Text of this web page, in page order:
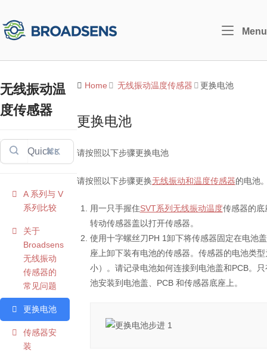
content
Home
Menu
无线振动温
度传感器
⌘K
A 系列与 V
系列比较
关于
Broadsens
无线振动
传感器的
常见问题
更换电池
传感器安
装
Home 无线振动温度传感器 更换电池
更换电池
请按照以下步骤更换电池
请按照以下步骤更换无线振动和温度传感器的电池
用一只手握住SVT系列无线振动温度传感器的底
转动传感器盖以打开传感器。
使用十字螺丝刀PH 1卸下将传感器固定在电池
座上卸下装有电池的传感器。传感器的电池类
小）。请记录电池如何连接到电池盖和PCB。
池安装到电池盖、PCB 和传感器底座上。